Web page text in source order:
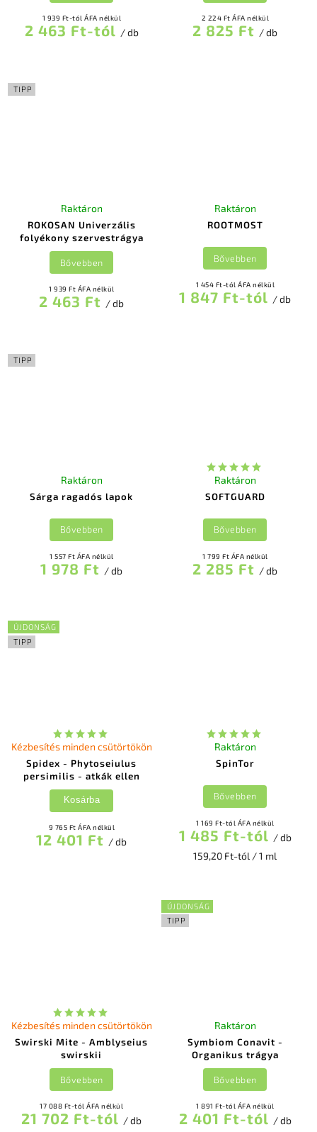
1 939 Ft-tól ÁFA nélkül
2 463 Ft-tól / db
2 224 Ft ÁFA nélkül
2 825 Ft / db
TIPP
ROKOSAN Univerzális
folyékony szervestrágya
Raktáron
1 939 Ft ÁFA nélkül
2 463 Ft / db
Bővebben
ROOTMOST
Raktáron
1 454 Ft-tól ÁFA nélkül
1 847 Ft-tól / db
Bővebben
TIPP
Sárga ragadós lapok
Raktáron
1 557 Ft ÁFA nélkül
1 978 Ft / db
Bővebben
SOFTGUARD
Raktáron
1 799 Ft ÁFA nélkül
2 285 Ft / db
Bővebben
ÚJDONSÁG
TIPP
Spidex - Phytoseiulus
persimilis - atkák ellen
Kézbesítés minden csütörtökön
9 765 Ft ÁFA nélkül
12 401 Ft / db
Kosárba
SpinTor
Raktáron
1 169 Ft-tól ÁFA nélkül
1 485 Ft-tól / db
159,20 Ft-tól / 1 ml
Bővebben
Swirski Mite - Amblyseius
swirskii
Kézbesítés minden csütörtökön
17 088 Ft-tól ÁFA nélkül
21 702 Ft-tól / db
Bővebben
ÚJDONSÁG
TIPP
Symbiom Conavit -
Organikus trágya
Raktáron
1 891 Ft-tól ÁFA nélkül
2 401 Ft-tól / db
Bővebben